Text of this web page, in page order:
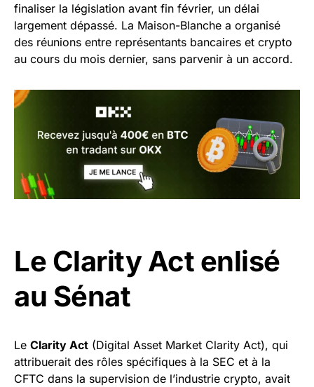
finaliser la législation avant fin février, un délai
largement dépassé. La Maison-Blanche a organisé
des réunions entre représentants bancaires et crypto
au cours du mois dernier, sans parvenir à un accord.
Le Clarity Act enlisé
au Sénat
Le Clarity Act (Digital Asset Market Clarity Act), qui
attribuerait des rôles spécifiques à la SEC et à la
CFTC dans la supervision de l’industrie crypto, avait